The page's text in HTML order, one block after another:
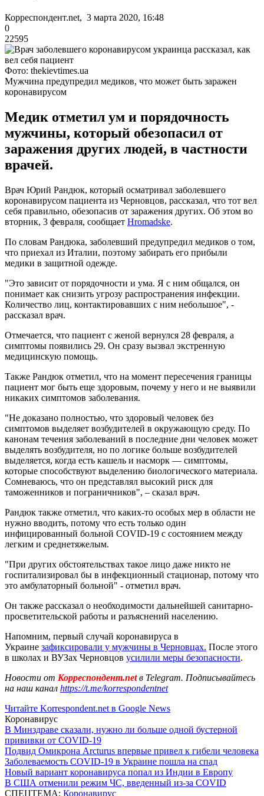
Корреспондент.net, 3 марта 2020, 16:48
0
22595
Фото: thekievtimes.ua
Мужчина предупредил медиков, что может быть заражен
коронавирусом
Медик отметил ум и порядочность
мужчины, который обезопасил от
заражения других людей, в частности
врачей.
Врач Юрий Рандюк, который осматривал заболевшего
коронавирусом пациента из Черновцов, рассказал, что тот вел
себя правильно, обезопасив от заражения других. Об этом во
вторник, 3 февраля, сообщает Нromadske.
По словам Рандюка, заболевший предупредил медиков о том,
что приехал из Италии, поэтому забирать его прибыли
медики в защитной одежде.
"Это зависит от порядочности и ума. Я с ним общался, он
понимает как снизить угрозу распространения инфекции.
Количество лиц, контактировавших с ним небольшое", -
рассказал врач.
Отмечается, что пациент с женой вернулся 28 февраля, а
симптомы появились 29. Он сразу вызвал экстренную
медицинскую помощь.
Также Рандюк отметил, что на момент пересечения границы
пациент мог быть еще здоровым, почему у него и не выявили
никаких симптомов заболевания.
"Не доказано полностью, что здоровый человек без
симптомов выделяет возбудителей в окружающую среду. По
канонам течения заболеваний в последние дни человек может
выделять возбудителя, но по логике больше возбудителей
выделяется, когда есть кашель и насморк — симптомы,
которые способствуют выделению биологического материала.
Сомневаюсь, что он представлял высокий риск для
таможенников и пограничников", – сказал врач.
Рандюк также отметил, что каких-то особых мер в области не
нужно вводить, потому что есть только один
инфицированный больной COVID-19 с состоянием между
легким и среднетяжелым.
"При других обстоятельствах такое лицо даже никто не
госпитализировал бы в инфекционный стационар, потому что
это амбулаторный больной" - отметил врач.
Он также рассказал о необходимости дальнейшей санитарно-
просветительской работы и разъяснений населению.
Напомним, первый случай коронавируса в
Украине зафиксировали у мужчины в Черновцах. После этого
в школах и ВУЗах Черновцов усилили меры безопасности.
Новости от Корреспондент.netв Telegram. Подписывайтесь
на наш канал https://t.me/korrespondentnet
Читайте Korrespondent.net в Google News
Коронавирус
В Минздраве сказали, нужно ли больше одной бустерной
прививки от COVID-19
Подвид Омикрона Arcturus впервые привел к гибели человека
Заболеваемость COVID-19 в Украине пошла на спад
Новый вариант коронавируса попал из Индии в Европу
В США отменили режим ЧС, введенный из-за COVID
СПЕЦТЕМА: Коронавирус